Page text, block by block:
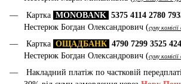
Картка MONOBANK 5375 4114 2780
Нестерюк Богдан Олександрович (суму
Картка ОЩАДБАНК 4790 7299 3525
Нестерюк Богдан Олександрович (суму
Накладний платіж по частковій